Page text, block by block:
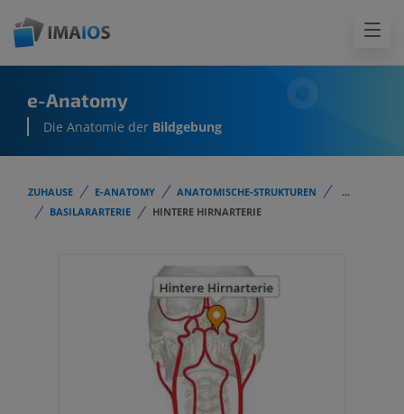
e-Anatomy
Die Anatomie der Bildgebung
ZUHAUSE E-ANATOMY ANATOMISCHE-STRUKTUREN
...
BASILARARTERIE
HINTERE HIRNARTERIE